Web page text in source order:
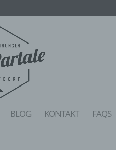
BLOG KONTAKT FAQS